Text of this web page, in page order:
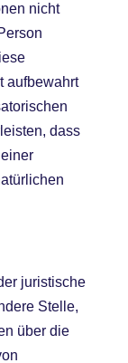
nicht
aufbewahrt
dass
juristische
Stelle,
über die